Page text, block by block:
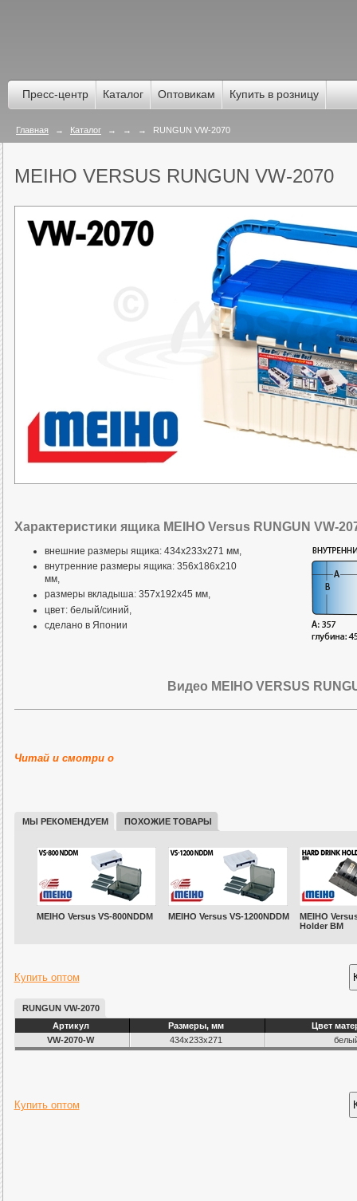
Пресс-центр Каталог Оптовикам Купить в розницу
Главная → Каталог → → → RUNGUN VW-2070
MEIHO VERSUS RUNGUN VW-2070
Характеристики ящика MEIHO Versus RUNGUN VW-
внешние размеры ящика: 434x233x271 мм,
внутренние размеры ящика: 356x186x210
мм,
размеры вкладыша: 357x192x45 мм,
цвет: белый/синий,
сделано в Японии
Видео MEIHO VERSUS
Читай и смотри о
МЫ РЕКОМЕНДУЕМ ПОХОЖИЕ ТОВАРЫ
MEIHO Versus VS-800NDDM MEIHO Versus VS-1200NDDM
MEIHO
Holder BM
Купить оптом
RUNGUN VW-2070
Артикул
Размеры, мм
Цвет
VW-2070-W
434x233x271
Купить оптом